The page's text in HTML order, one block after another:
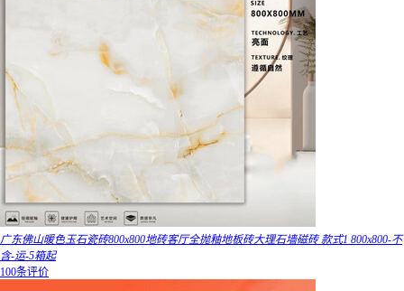
广东佛山暖色玉石瓷砖800x800地砖客厅全抛釉地板砖大理石墙磁砖 款式1 800x800-不
含-运-5箱起
100条评价